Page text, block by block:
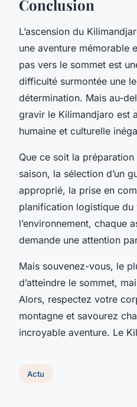
Conclusion
L’ascension du
une aventure mémorable
pas vers le sommet est
difficulté surmontée une
détermination. Mais au-
gravir le Kilimandjaro est
humaine et culturelle
Que ce soit la
saison, la sélection d’un
approprié, la prise en
planification logistique
l’environnement, chaque
demande une attention
Mais souvenez-vous, le
d’atteindre le sommet,
Alors, respectez votre
montagne et savourez
incroyable aventure. Le
Actu